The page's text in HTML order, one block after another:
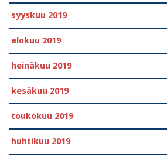
syyskuu 2019
elokuu 2019
heinäkuu 2019
kesäkuu 2019
toukokuu 2019
huhtikuu 2019